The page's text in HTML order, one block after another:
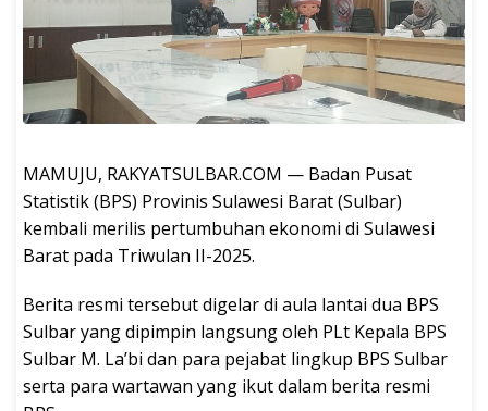
MAMUJU, RAKYATSULBAR.COM — Badan Pusat
Statistik (BPS) Provinis Sulawesi Barat (Sulbar)
kembali merilis pertumbuhan ekonomi di Sulawesi
Barat pada Triwulan II-2025.
Berita resmi tersebut digelar di aula lantai dua BPS
Sulbar yang dipimpin langsung oleh PLt Kepala BPS
Sulbar M. La’bi dan para pejabat lingkup BPS Sulbar
serta para wartawan yang ikut dalam berita resmi